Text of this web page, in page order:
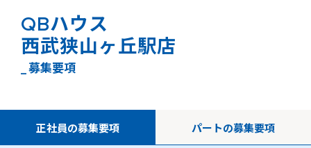
QBハウス
西武狭山ヶ丘駅店
_ 募集要項
正社員の募集要項 パートの募集要項